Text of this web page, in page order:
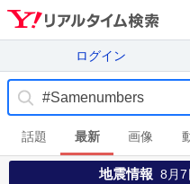
ログイン
話題 最新 画像
地震情報 8月7